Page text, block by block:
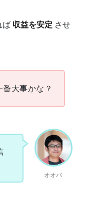
ば 収益を安定 させ
大事かな？
オオバ